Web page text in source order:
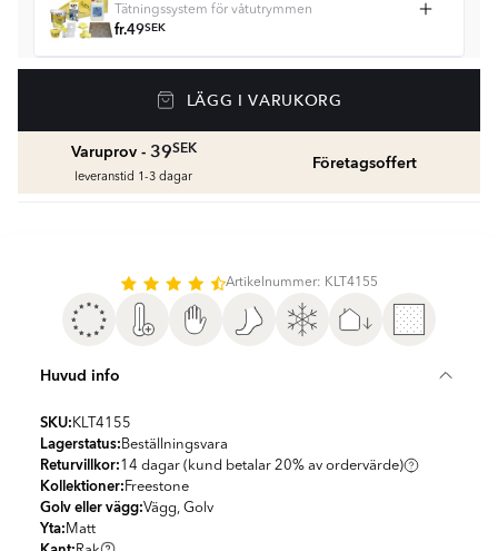
Tätningssystem för våtutrymmen
fr.49SEK
Golvvärmepaket med termostat
Våtrumssilikon
Rengöring & Underhåll
229
Kakellist
fr.49
LÄGG I VARUKORG
Varuprov - 39SEK
leveranstid 1-3 dagar
Företagsoffert
Artikelnummer: KLT4155
Huvud info
SKU: KLT4155
Lagerstatus: Beställningsvara
Returvillkor:14 dagar (kund betalar 20% av ordervärde)
Kollektioner: Freestone
Golv eller vägg:Vägg, Golv
Yta: Matt